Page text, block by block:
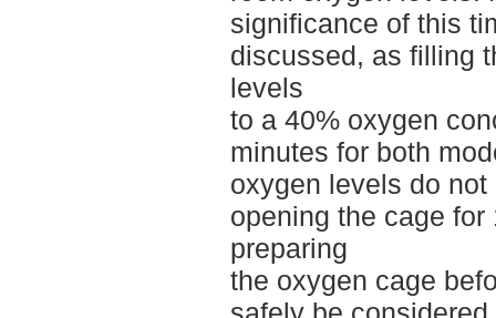
significance of this
discussed, as filling
levels
to a 40% oxygen
minutes for both
oxygen levels do
opening the cage
preparing
the oxygen cage